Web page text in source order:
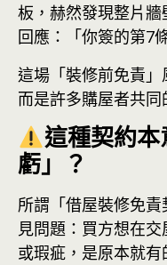
板，赫然發現整片
回應：「你簽的第7
這場「裝修前免責」
而是許多購屋者共同
這種契約
虧」？
所謂「借屋裝修免
見問題：買方想在
或瑕疵，是原本就